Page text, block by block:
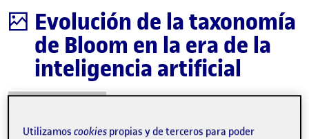
InfografíaEvolución de la taxonomía
de Bloom en la era de la
inteligencia artificial
Utilizamoscookies propias y de terceros para poder